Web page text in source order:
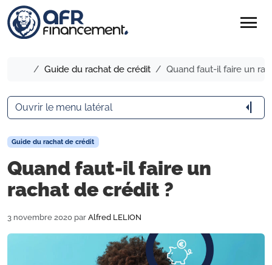
menu
Accueil
Guide du rachat de crédit Quand faut-il faire un
Guide du rachat de crédit
Quand faut-il faire un
rachat de crédit ?
3 novembre 2020 par Alfred LELION
Ouvrir le menu latéral arrow_menu_close